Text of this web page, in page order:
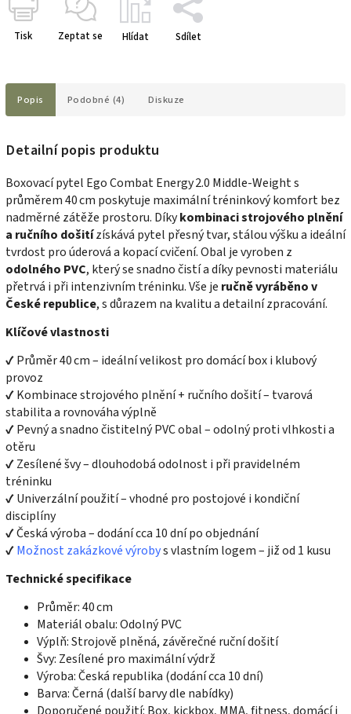
Tisk Zeptat se Hlídat Sdílet
Popis Podobné (4) Diskuze
Detailní popis produktu
Boxovací pytel Ego Combat Energy 2.0 Middle‑Weight s
průměrem 40 cm poskytuje maximální tréninkový komfort bez
nadměrné zátěže prostoru. Díkykombinaci strojového plnění
a ručního došitízískává pytel přesný tvar, stálou výšku a ideální
tvrdost pro úderová a kopací cvičení. Obal je vyroben z
odolného PVC, který se snadno čistí a díky pevnosti materiálu
přetrvá i při intenzivním tréninku. Vše je ručně vyráběno v
České republice, s důrazem na kvalitu a detailní zpracování.
Klíčové vlastnosti
✔ Průměr 40 cm – ideální velikost pro domácí box i klubový
provoz
✔ Kombinace strojového plnění + ručního došití – tvarová
stabilita a rovnováha výplně
✔ Pevný a snadno čistitelný PVC obal – odolný proti vlhkosti a
otěru
✔ Zesílené švy – dlouhodobá odolnost i při pravidelném
tréninku
✔ Univerzální použití – vhodné pro postojové i kondiční
disciplíny
✔ Česká výroba – dodání cca 10 dní po objednání
✔Možnost zakázkové výrobys vlastním logem – již od 1 kusu
Technické specifikace
Průměr: 40 cm
Materiál obalu: Odolný PVC
Výplň: Strojově plněná, závěrečné ruční došití
Švy: Zesílené pro maximální výdrž
Výroba: Česká republika (dodání cca 10 dní)
Barva: Černá (další barvy dle nabídky)